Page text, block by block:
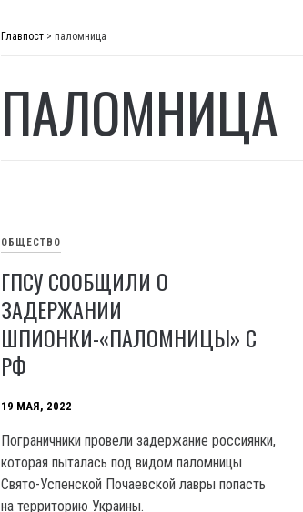
Главпост > паломница
ПАЛОМНИЦА
ОБЩЕСТВО
ГПСУ СООБЩИЛИ О
ЗАДЕРЖАНИИ
ШПИОНКИ-«ПАЛОМНИЦЫ» С
РФ
19 МАЯ, 2022
Пограничники провели задержание россиянки,
которая пыталась под видом паломницы
Свято-Успенской Почаевской лавры попасть
на территорию Украины.